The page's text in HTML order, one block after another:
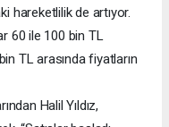
hareketlilik de artıyor.
60 ile 100 bin TL
TL arasında fiyatların
Halil Yıldız,